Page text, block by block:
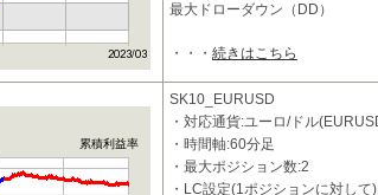
最大ドローダウン（DD）
・・・ 続きはこちら
累積利益率
SK10_EURUSD
・対応通貨:ユーロ/ドル
・時間軸:60分足
・最大ポジション数:2
・LC設定(1ポジションに対し